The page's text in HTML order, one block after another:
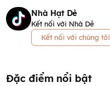
Nhà Hạt Dẻ
Kết nối với Nhà Dẻ
Kết nối với chúng tôi
Đặc điểm nổi bật